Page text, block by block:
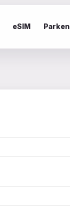
eSIM Parken